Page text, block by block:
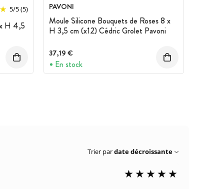
5/5(5)
H 4,5
PAVONI
Moule Silicone Bouquets de Roses 8 x
H 3,5 cm (x12) Cédric Grolet Pavoni
37,19 €
En stock
Trier pardate décroissante